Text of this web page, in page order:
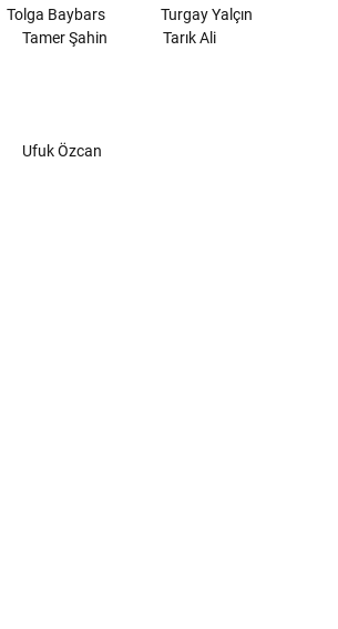
Tolga Baybars
Turgay Yalçın
Tamer Şahin Tarık Ali
Ufuk Özcan